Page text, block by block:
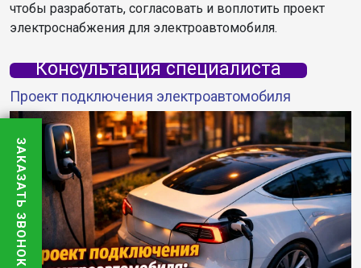
чтобы разработать, согласовать и воплотить проект
электроснабжения для электроавтомобиля.
Консультация специалиста
Проект подключения электроавтомобиля
ЗАКАЗАТЬ ЗВОНОК